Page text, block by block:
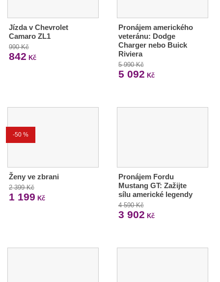
Jízda v Chevrolet
Camaro ZL1
990 Kč
842 Kč
Pronájem amerického
veteránu: Dodge
Charger nebo Buick
Riviera
5 990 Kč
5 092 Kč
-50 %
Ženy ve zbrani
2 399 Kč
1 199 Kč
Pronájem Fordu
Mustang GT: Zažijte
sílu americké legendy
4 590 Kč
3 902 Kč